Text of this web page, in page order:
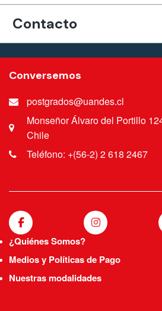
Contacto
Conversemos
postgrados@uandes.cl
Monseñor Álvaro del Portillo
Chile
Teléfono: +(56-2) 2 618 2467
¿Quiénes Somos?
Medios y Políticas de Pago
Nuestras modalidades